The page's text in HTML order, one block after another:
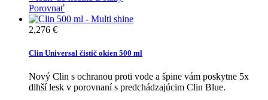
Porovnať
2,276 €
Clin Universal čistič okien 500 ml
Nový Clin s ochranou proti vode a špine vám poskytne 5x
dlhší lesk v porovnaní s predchádzajúcim Clin Blue.